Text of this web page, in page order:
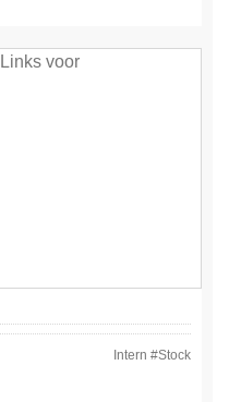
Intern #Stock